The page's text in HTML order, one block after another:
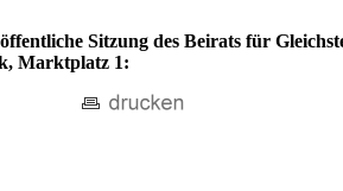
Sitzung des Beirats für
Marktplatz 1: